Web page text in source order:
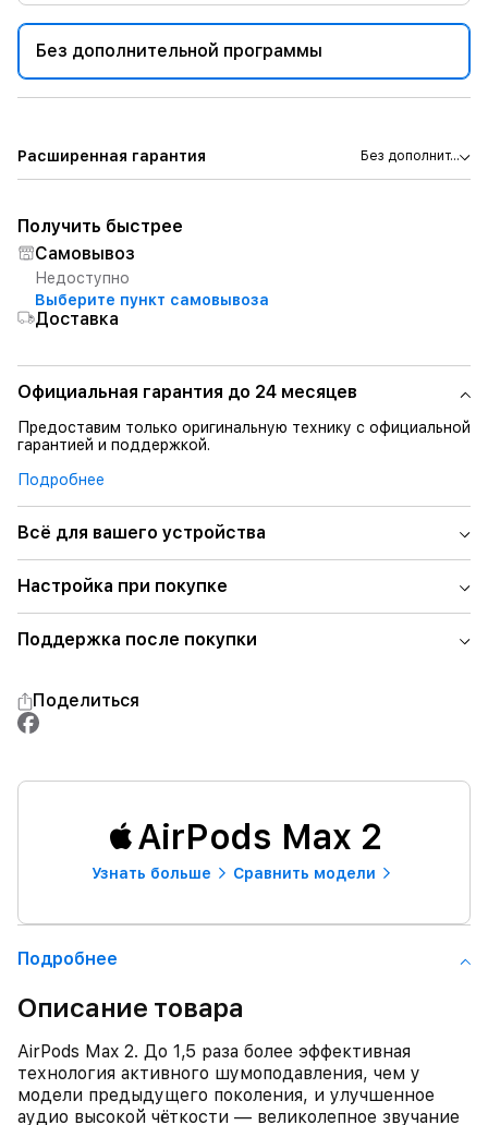
Без дополнительной программы
Расширенная гарантия Без дополнит...
Получить быстрее
Самовывоз
Недоступно
Выберите пункт самовывоза
Доставка
Официальная гарантия до 24 месяцев
Предоставим только оригинальную технику с официальной
гарантией и поддержкой.
Подробнее
Всё для вашего устройства
Настройка при покупке
Поддержка после покупки
Поделиться
AirPods Max 2
Узнать больше Сравнить модели
Подробнее
Описание товара
AirPods Max 2. До 1,5 раза более эффективная
технология активного шумоподавления, чем у
модели предыдущего поколения, и улучшенное
аудио высокой чёткости — великолепное звучание